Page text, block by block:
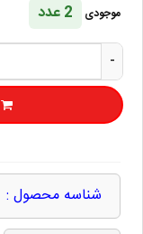
موجودی
2 عدد
-
شناسه محصول :